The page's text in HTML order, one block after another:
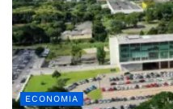
ECONOMIA